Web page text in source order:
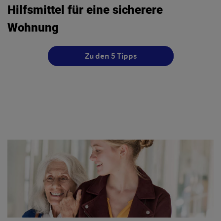
Hilfsmittel für eine sicherere
Wohnung
Zu den 5 Tipps